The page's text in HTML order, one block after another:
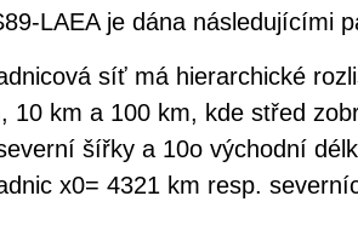
LAEA je dána následujícími
síť má hierarchické
10 km a 100 km, kde střed
šířky a 10o východní
x0= 4321 km resp.